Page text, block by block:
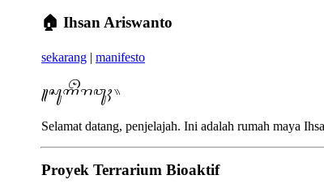
🏠 Ihsan Ariswanto
sekarang | manifesto
꧋ꦱꦸꦒꦼꦁꦫꦮꦸꦃ꧉
Selamat datang, penjelajah. Ini adalah rumah maya
Proyek Terrarium Bioaktif